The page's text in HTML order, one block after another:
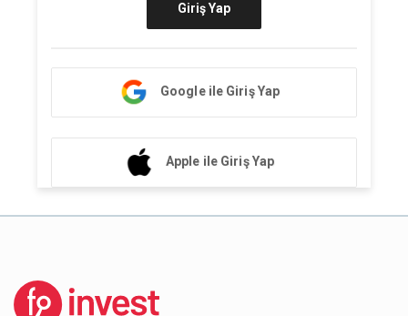
Giriş Yap
Google ile Giriş Yap
Apple ile Giriş Yap